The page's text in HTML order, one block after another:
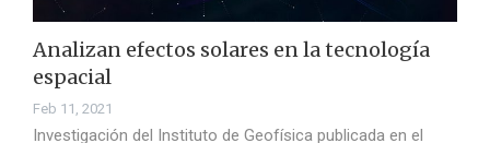
Analizan efectos solares en la tecnología
espacial
Feb 11, 2021
Investigación del Instituto de Geofísica publicada en el